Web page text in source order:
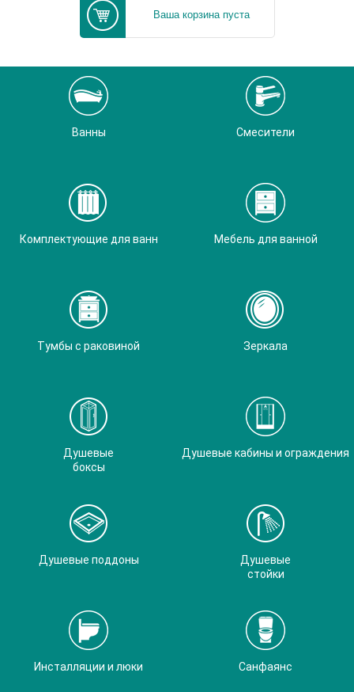
Ваша корзина пуста
Ванны Смесители
Комплектующие для ванн Мебель для ванной
Тумбы с раковиной Зеркала
Душевые
боксы
Душевые кабины и ограждения
Душевые поддоны
Душевые
стойки
Инсталляции и люки Санфаянс